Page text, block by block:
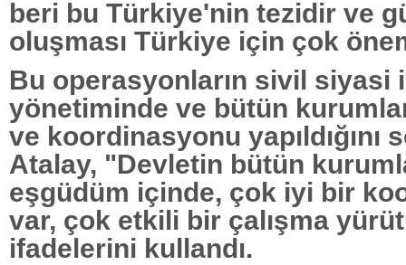
beri bu Türkiye'nin tezidir ve
oluşması Türkiye için çok
Bu operasyonların sivil siyasi
yönetiminde ve bütün
ve koordinasyonu yapıldığını
Atalay, "Devletin bütün
eşgüdüm içinde, çok iyi bir
var, çok etkili bir çalışma
ifadelerini kullandı.